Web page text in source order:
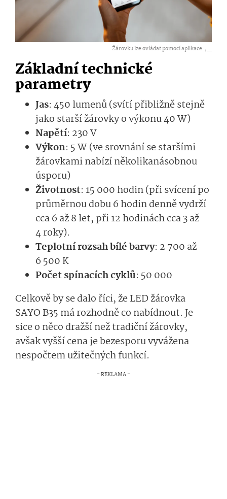
Žárovku lze ovládat pomocí aplikace. ,...
Základní technické
parametry
Jas: 450 lumenů (svítí přibližně stejně
jako starší žárovky o výkonu 40 W)
Napětí: 230 V
Výkon: 5 W (ve srovnání se staršími
žárovkami nabízí několikanásobnou
úsporu)
Životnost: 15 000 hodin (při svícení po
průměrnou dobu 6 hodin denně vydrží
cca 6 až 8 let, při 12 hodinách cca 3 až
4 roky).
Teplotní rozsah bílé barvy: 2 700 až
6 500 K
Počet spínacích cyklů: 50 000
Celkově by se dalo říci, že LED žárovka
SAYO B35 má rozhodně co nabídnout. Je
sice o něco dražší než tradiční žárovky,
avšak vyšší cena je bezesporu vyvážena
nespočtem užitečných funkcí.